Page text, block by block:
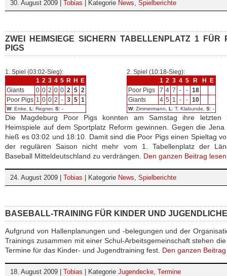
30. August 2009 | Tobias | Kategorie News, Spielberichte
ZWEI HEIMSIEGE SICHERN TABELLENPLATZ 1 FÜR
PIGS
1. Spiel (03:02-Sieg):
1 2 3 4 5 R H
E
Giants
0 0 2 0 0 2 5 2
Poor Pigs 1 0 0 2 - 3 5 1
W: Enke, L : Regner, S: -
2. Spiel (10:18-Sieg):
1 2 3 4 5 R H
E
Poor Pigs
7 4 7 - - 18
Giants
4 5 1 - - 10
W: Zimmermann, L : T. Klabunde, S: -
Die Magdeburg Poor Pigs konnten am Samstag ihre letzten
Heimspiele auf dem Sportplatz Reform gewinnen. Gegen die Jena
hieß es 03:02 und 18:10. Damit sind die Poor Pigs einen Spieltag
der regulären Saison nicht mehr vom 1. Tabellenplatz der
Baseball Mitteldeutschland zu verdrängen. Den ganzen Beitrag lesen
24. August 2009 | Tobias | Kategorie News, Spielberichte
BASEBALL-TRAINING FÜR KINDER UND JUGENDLICHE
Aufgrund von Hallenplanungen und -belegungen und der
Trainings zusammen mit einer Schul-Arbeitsgemeinschaft stehen
Termine für das Kinder- und Jugendtraining fest. Den ganzen
18. August 2009 | Tobias | Kategorie Jugendecke, Termine